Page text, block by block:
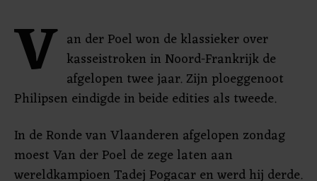
V an der Poel won de klassieker over
kasseistroken in Noord-Frankrijk de
afgelopen twee jaar. Zijn ploeggenoot
Philipsen eindigde in beide edities als tweede.
In de Ronde van Vlaanderen afgelopen zondag
moest Van der Poel de zege laten aan
wereldkampioen Tadej Pogacar en werd hij derde.